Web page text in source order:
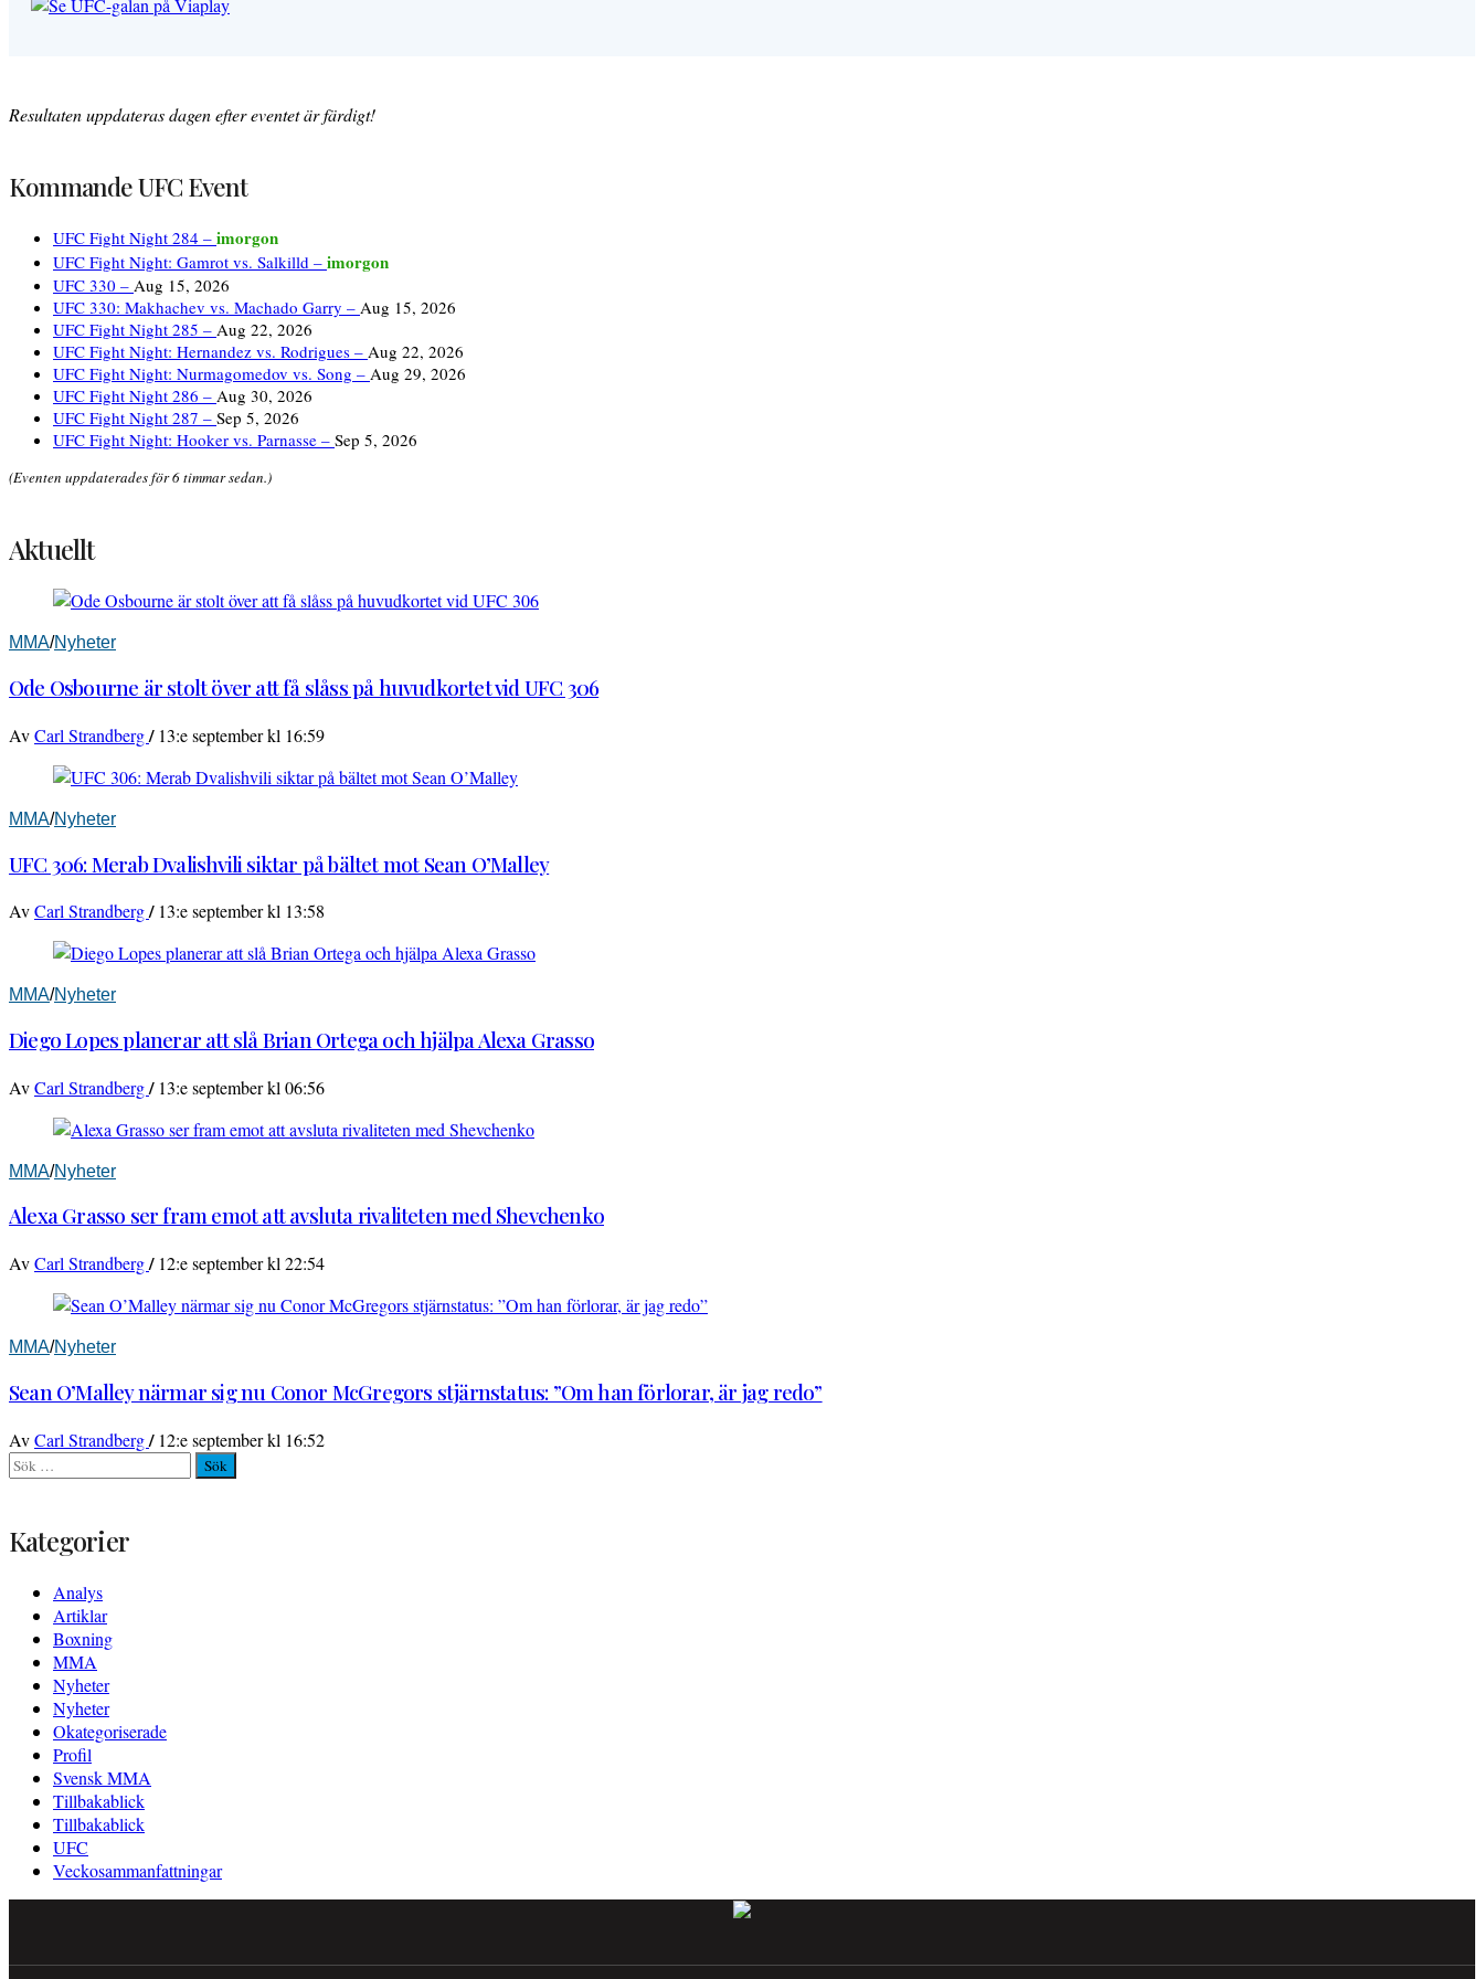
Resultaten uppdateras dagen efter eventet är färdigt!
Kommande UFC Event
UFC Fight Night 284 – imorgon
UFC Fight Night: Gamrot vs. Salkilld – imorgon
UFC 330 – Aug 15, 2026
UFC 330: Makhachev vs. Machado Garry – Aug 15, 2026
UFC Fight Night 285 – Aug 22, 2026
UFC Fight Night: Hernandez vs. Rodrigues – Aug 22, 2026
UFC Fight Night: Nurmagomedov vs. Song – Aug 29, 2026
UFC Fight Night 286 – Aug 30, 2026
UFC Fight Night 287 – Sep 5, 2026
UFC Fight Night: Hooker vs. Parnasse – Sep 5, 2026
(Eventen uppdaterades för 6 timmar sedan.)
Aktuellt
MMA/Nyheter
Ode Osbourne är stolt över att få slåss på huvudkortet vid UFC 306
AvCarl Strandberg/ 13:e september kl 16:59
MMA/Nyheter
UFC 306: Merab Dvalishvili siktar på bältet mot Sean O’Malley
AvCarl Strandberg/ 13:e september kl 13:58
MMA/Nyheter
Diego Lopes planerar att slå Brian Ortega och hjälpa Alexa Grasso
AvCarl Strandberg/ 13:e september kl 06:56
MMA/Nyheter
Alexa Grasso ser fram emot att avsluta rivaliteten med Shevchenko
AvCarl Strandberg/ 12:e september kl 22:54
MMA/Nyheter
Sean O’Malley närmar sig nu Conor McGregors stjärnstatus: ”Om han förlorar, är jag redo”
AvCarl Strandberg/ 12:e september kl 16:52
Sök
efter:
Kategorier
Analys
Artiklar
Boxning
MMA
Nyheter
Nyheter
Okategoriserade
Profil
Svensk MMA
Tillbakablick
Tillbakablick
UFC
Veckosammanfattningar